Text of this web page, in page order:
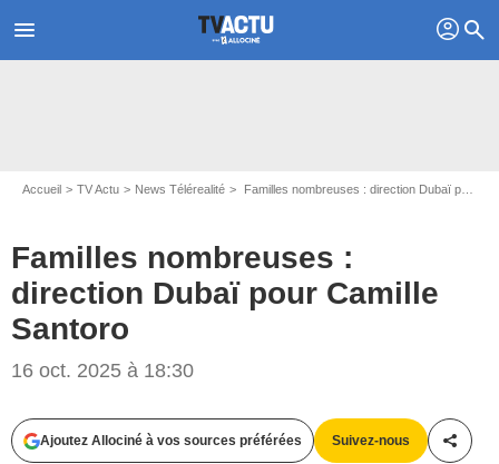
menu profil search
Accueil TV Actu News Télérealité Familles nombreuses : direction Dubaï pour Camille Santoro
Familles nombreuses :
direction Dubaï pour Camille
Santoro
16 oct. 2025 à 18:30
Ajoutez Allociné à vos sources préférées Suivez-nous